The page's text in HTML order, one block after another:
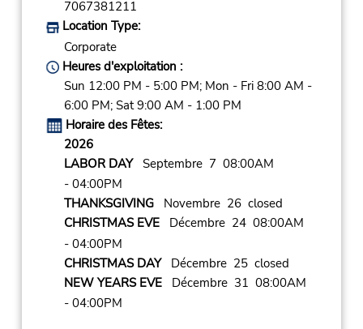
7067381211
Location Type:
Corporate
Heures d'exploitation :
Sun 12:00 PM - 5:00 PM; Mon - Fri 8:00 AM -
6:00 PM; Sat 9:00 AM - 1:00 PM
Horaire des Fêtes:
2026
LABOR DAYSeptembre 7 08:00AM
- 04:00PM
THANKSGIVINGNovembre 26 closed
CHRISTMAS EVEDécembre 24 08:00AM
- 04:00PM
CHRISTMAS DAYDécembre 25 closed
NEW YEARS EVEDécembre 31 08:00AM
- 04:00PM